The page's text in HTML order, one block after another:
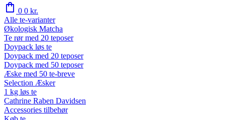
shopping_bag 0 0 kr.
Alle te-varianter
Økologisk Matcha
Te rør med 20 teposer
Doypack løs te
Doypack med 20 teposer
Doypack med 50 teposer
Æske med 50 te-breve
Selection Æsker
1 kg løs te
Cathrine Raben Davidsen
Accessories tilbehør